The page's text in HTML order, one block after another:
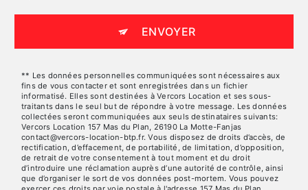
ENVOYER
** Les données personnelles communiquées sont nécessaires aux
fins de vous contacter et sont enregistrées dans un fichier
informatisé. Elles sont destinées à Vercors Location et ses sous-
traitants dans le seul but de répondre à votre message. Les données
collectées seront communiquées aux seuls destinataires suivants:
Vercors Location 157 Mas du Plan, 26190 La Motte-Fanjas
contact@vercors-location-btp.fr. Vous disposez de droits d’accès, de
rectification, d’effacement, de portabilité, de limitation, d’opposition,
de retrait de votre consentement à tout moment et du droit
d’introduire une réclamation auprès d’une autorité de contrôle, ainsi
que d’organiser le sort de vos données post-mortem. Vous pouvez